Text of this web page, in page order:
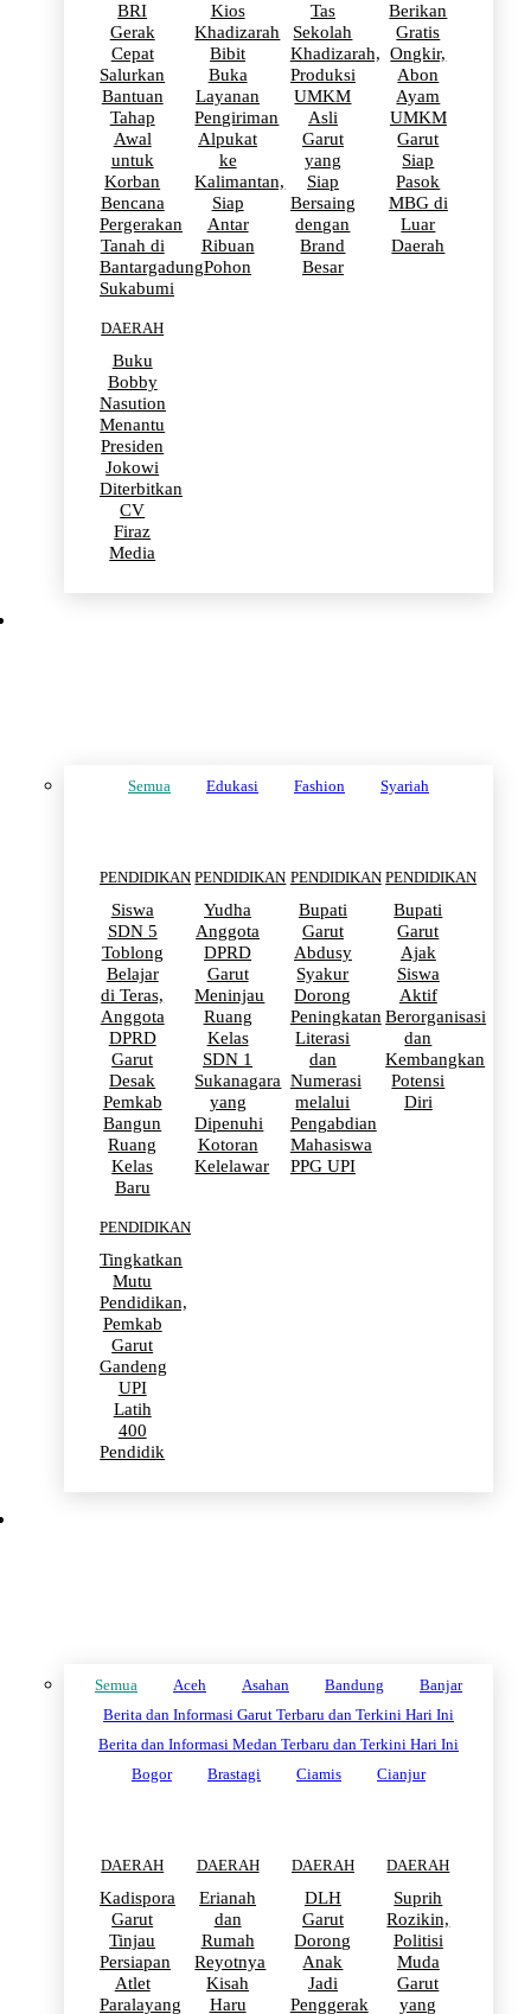
BRI
Gerak
Cepat
Salurkan
Bantuan
Tahap
Awal
untuk
Korban
Bencana
Pergerakan
Tanah di
Bantargadung
Sukabumi
Kios
Khadizarah
Bibit
Buka
Layanan
Pengiriman
Alpukat
ke
Kalimantan,
Siap
Antar
Ribuan
Pohon
Tas
Sekolah
Khadizarah,
Produksi
UMKM
Asli
Garut
yang
Siap
Bersaing
dengan
Brand
Besar
Berikan
Gratis
Ongkir,
Abon
Ayam
UMKM
Garut
Siap
Pasok
MBG di
Luar
Daerah
DAERAH
Buku
Bobby
Nasution
Menantu
Presiden
Jokowi
Diterbitkan
CV
Firaz
Media
Semua Edukasi Fashion Syariah
PENDIDIKAN
Siswa
SDN 5
Toblong
Belajar
di Teras,
Anggota
DPRD
Garut
Desak
Pemkab
Bangun
Ruang
Kelas
Baru
PENDIDIKAN
Yudha
Anggota
DPRD
Garut
Meninjau
Ruang
Kelas
SDN 1
Sukanagara
yang
Dipenuhi
Kotoran
Kelelawar
PENDIDIKAN
Bupati
Garut
Abdusy
Syakur
Dorong
Peningkatan
Literasi
dan
Numerasi
melalui
Pengabdian
Mahasiswa
PPG UPI
PENDIDIKAN
Bupati
Garut
Ajak
Siswa
Aktif
Berorganisasi
dan
Kembangkan
Potensi
Diri
PENDIDIKAN
Tingkatkan
Mutu
Pendidikan,
Pemkab
Garut
Gandeng
UPI
Latih
400
Pendidik
Semua Aceh Asahan Bandung
Banjar
Berita dan Informasi Garut Terbaru dan Terkini Hari Ini
Berita dan Informasi Medan Terbaru dan Terkini Hari Ini
Bogor
Brastagi Ciamis Cianjur
DAERAH
Kadispora
Garut
Tinjau
Persiapan
Atlet
Paralayang
DAERAH
Erianah
dan
Rumah
Reyotnya
Kisah
Haru
DAERAH
DLH
Garut
Dorong
Anak
Jadi
Penggerak
DAERAH
Suprih
Rozikin,
Politisi
Muda
Garut
yang